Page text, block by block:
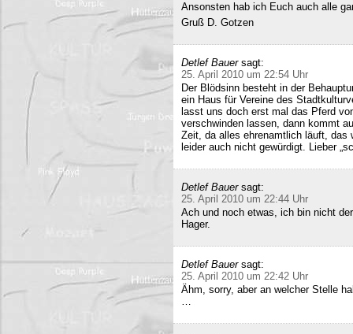
Ansonsten hab ich Euch auch alle
Gruß D. Gotzen
Detlef Bauer sagt:
25. April 2010 um 22:54 Uhr
Der Blödsinn besteht in der
ein Haus für Vereine des
lasst uns doch erst mal das Pferd
verschwinden lassen, dann kommt
Zeit, da alles ehrenamtlich läuft, das
leider auch nicht gewürdigt. Lieber
Detlef Bauer sagt:
25. April 2010 um 22:44 Uhr
Ach und noch etwas, ich bin nicht
Hager.
Detlef Bauer sagt:
25. April 2010 um 22:42 Uhr
Ähm, sorry, aber an welcher Stelle
…